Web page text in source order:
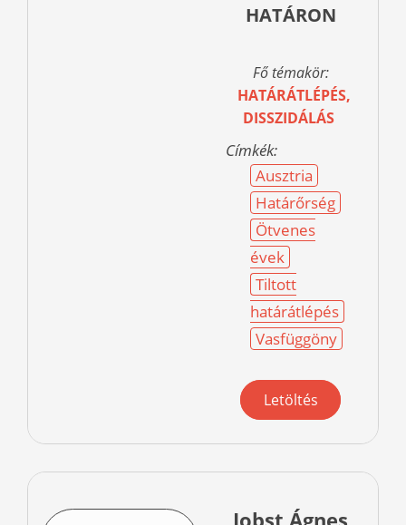
HATÁRON
Fő témakör:
HATÁRÁTLÉPÉS,
DISSZIDÁLÁS
Címkék:
Ausztria
Határőrség
Ötvenes
évek
Tiltott
határátlépés
Vasfüggöny
Letöltés